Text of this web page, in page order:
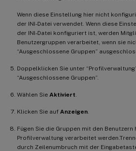
Wenn diese Einstellung hier nicht
der INI-Datei verwendet. Wenn diese
der INI-Datei konfiguriert ist, werden
Benutzergruppen verarbeitet, wenn sie
“Ausgeschlossene Gruppen”
Doppelklicken Sie unter
“Ausgeschlossene Gruppen”.
Wählen Sie Aktiviert
Klicken Sie auf Anzeigen
Fügen Sie die Gruppen mit den Benutzern
Profilverwaltung verarbeitet
durch Zeilenumbruch mit der